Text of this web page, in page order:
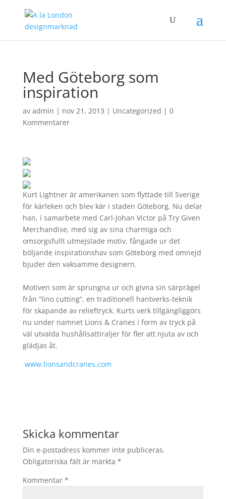
Med Göteborg som
inspiration
av admin | nov 21, 2013 | Uncategorized | 0
Kommentarer
Kurt Lightner är amerikanen som flyttade till Sverige
för kärleken och blev kär i staden Göteborg. Nu delar
han, i samarbete med Carl-Johan Victor på Try Given
Merchandise, med sig av sina charmiga och
omsorgsfullt utmejslade motiv, fångade ur det
böljande inspirationshav som Göteborg med omnejd
bjuder den vaksamme designern.
Motiven som är sprungna ur och givna sin särprägel
från ”lino cutting”, en traditionell hantverks-teknik
för skapande av relieftryck. Kurts verk tillgängliggörs
nu under namnet Lions & Cranes i form av tryck på
väl utvalda hushållsattiraljer för fler att njuta av och
glädjas åt.
www.lionsandcranes.com
Skicka kommentar
Din e-postadress kommer inte publiceras.
Obligatoriska fält är märkta *
Kommentar *